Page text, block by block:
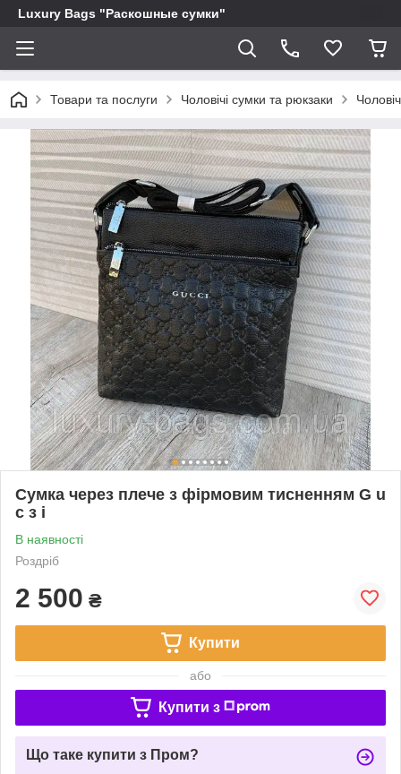
Luxury Bags "Раскошные сумки"
Товари та послуги Чоловічі сумки та рюкзаки
Сумка через плече з фірмовим тисненням G u
c з i
В наявності
Роздріб
2 500 ₴
Купити
або
Купити з
Що таке купити з Пром?